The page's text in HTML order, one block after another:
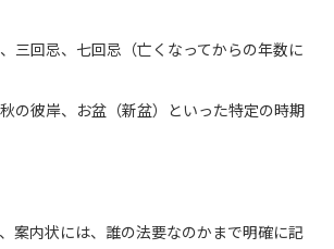
三回忌、七回忌（亡くなってからの年数に
の彼岸、お盆（新盆）といった特定の時期
案内状には、誰の法要なのかまで明確に記